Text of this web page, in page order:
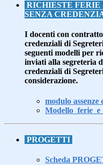
RICHIESTE FERIE
SENZA
I docenti con
credenziali di
seguenti modelli per
inviati alla segreteria
credenziali di
considerazione.
modulo assenze
PROGETTI
Scheda